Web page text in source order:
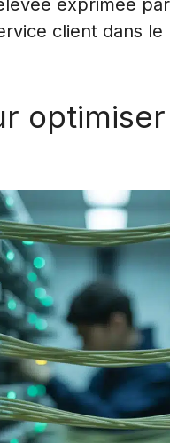
client dans